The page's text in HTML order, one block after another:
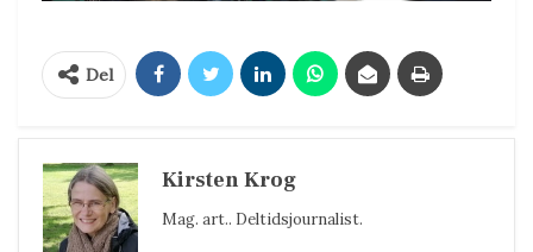
Del
Kirsten Krog
Mag. art.. Deltidsjournalist.